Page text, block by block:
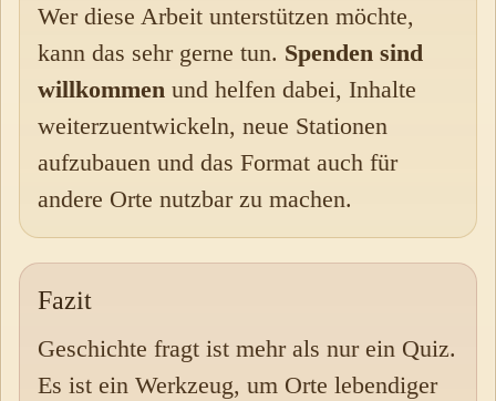
Wer diese Arbeit unterstützen möchte,
kann das sehr gerne tun. Spenden sind
willkommen und helfen dabei, Inhalte
weiterzuentwickeln, neue Stationen
aufzubauen und das Format auch für
andere Orte nutzbar zu machen.
Fazit
Geschichte fragt ist mehr als nur ein Quiz.
Es ist ein Werkzeug, um Orte lebendiger